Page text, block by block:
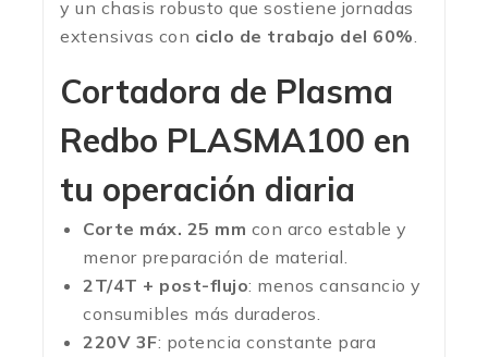
y un chasis robusto que sostiene jornadas
extensivas con ciclo de trabajo del 60%.
Cortadora de Plasma
Redbo PLASMA100 en
tu operación diaria
Corte máx. 25 mm con arco estable y
menor preparación de material.
2T/4T + post-flujo: menos cansancio y
consumibles más duraderos.
220V 3F: potencia constante para